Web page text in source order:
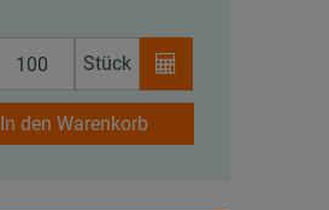
Stück
In den Warenkorb